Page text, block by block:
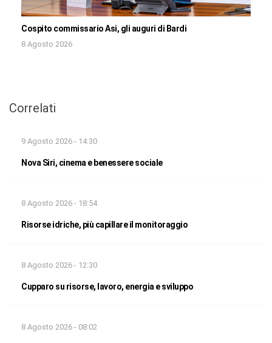
Cospito commissario Asi, gli auguri di Bardi
8 Agosto 2026
Correlati
9 Agosto 2026 - 14:30
Nova Siri, cinema e benessere sociale
8 Agosto 2026 - 18:54
Risorse idriche, più capillare il monitoraggio
8 Agosto 2026 - 12:30
Cupparo su risorse, lavoro, energia e sviluppo
8 Agosto 2026 - 08:02